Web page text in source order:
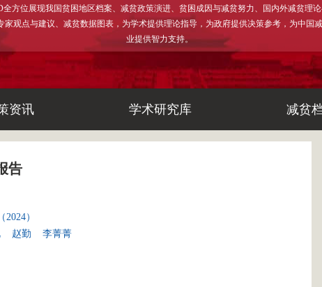
全方位展现我国贫困地区档案、减贫政策演进、贫困成因与减贫努力、国内外减贫理
家观点与建议、减贫数据图表，为学术提供理论指导，为政府提供决策参考，为中国
业提供智力支持。
资讯 学术研究库 减贫
告
）
赵勤
李菁菁